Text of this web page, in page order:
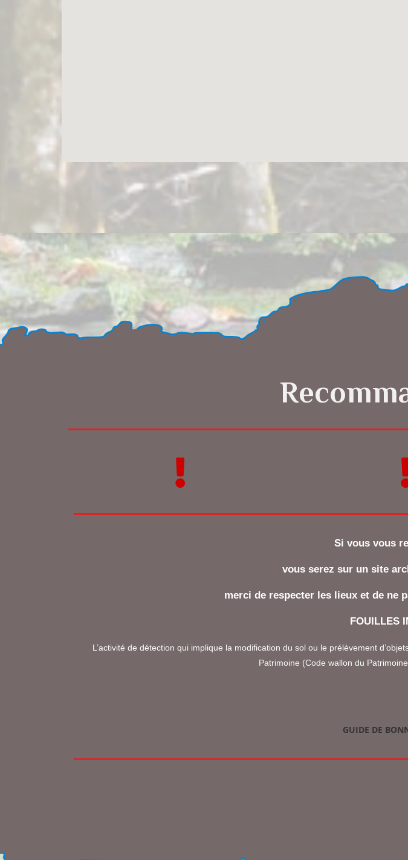
Si vous vous
vous serez sur un site
merci de respecter les lieux et de ne
FOUILLES
L’activité de détection qui implique la modification du sol ou le prélèvement
Patrimoine (Code wallon du
GUIDE DE